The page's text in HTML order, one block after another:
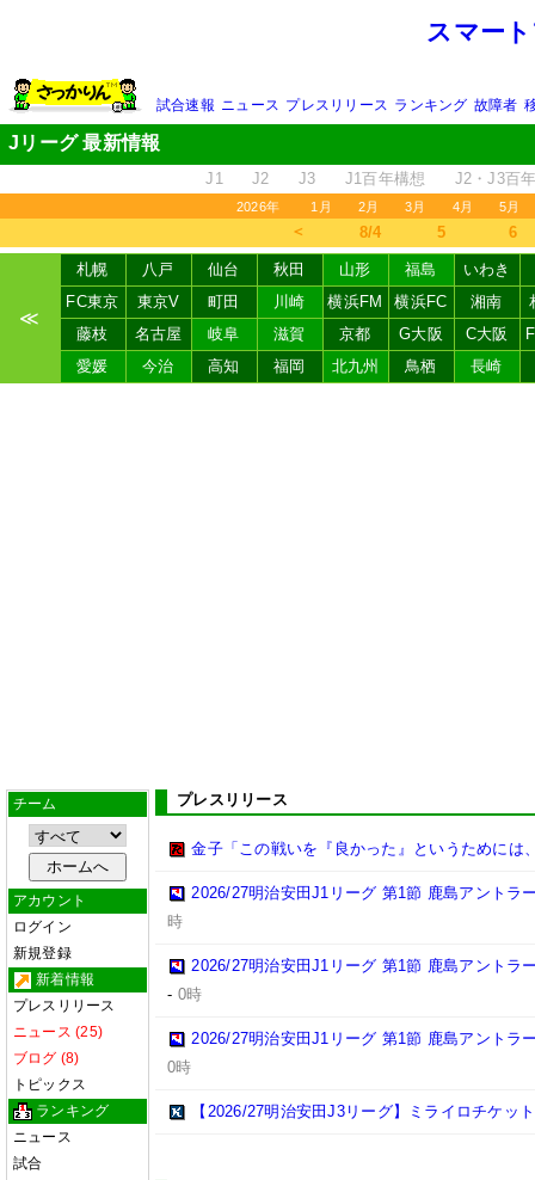
スマー
試合速報 ニュース プレスリリース ランキング 故障者
Jリーグ 最新情報
J1 J2 J3 J1百年構想 J2・J3百
2026年 1月 2月 3月 4月 5月
＜ 8/4 5 6
≪
札幌 八戸 仙台 秋田 山形 福島
いわき
FC東京
東京V 町田 川崎 横浜FM 横浜FC 湘南
藤枝
名古屋 岐阜 滋賀 京都 G大阪 C大阪
愛媛
今治 高知 福岡 北九州 鳥栖 長崎
チーム
アカウント
ログイン
新規登録
新着情報
プレスリリース
ニュース (25)
ブログ (8)
トピックス
ランキング
ニュース
試合
プレスリリース
金子「この戦いを『良かった』というためには
2026/27明治安田J1リーグ 第1節 鹿島アントラ
時
2026/27明治安田J1リーグ 第1節 鹿島アントラ
- 0時
2026/27明治安田J1リーグ 第1節 鹿島アントラ
0時
【2026/27明治安田J3リーグ】ミライロチケッ